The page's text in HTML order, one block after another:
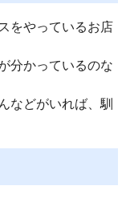
をやっているお店
分かっているのな
などがいれば、馴